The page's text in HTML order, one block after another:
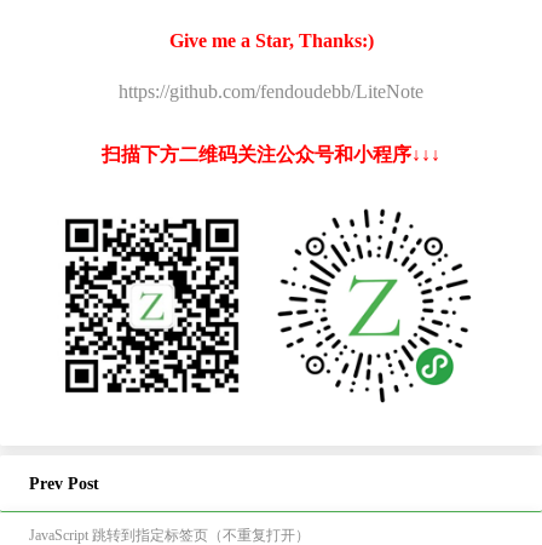
Give me a Star, Thanks:)
https://github.com/fendoudebb/LiteNote
扫描下方二维码关注公众号和小程序↓↓↓
Prev Post
JavaScript 跳转到指定标签页（不重复打开）